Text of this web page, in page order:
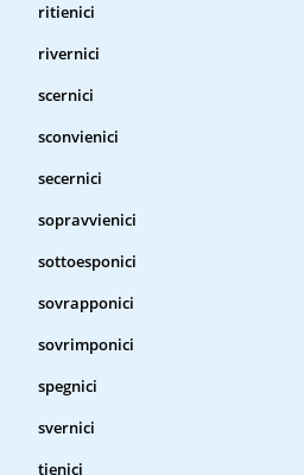
ritienici
rivernici
scernici
sconvienici
secernici
sopravvienici
sottoesponici
sovrapponici
sovrimponici
spegnici
svernici
tienici